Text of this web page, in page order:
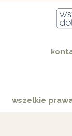
wszelkie